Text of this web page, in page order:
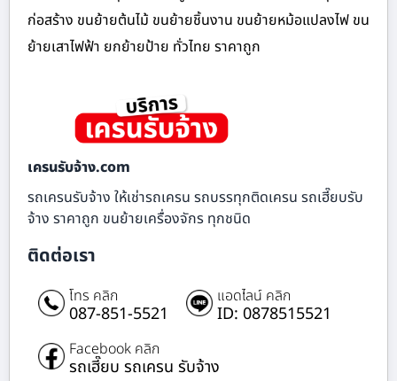
ก่อสร้าง ขนย้ายต้นไม้ ขนย้ายชิ้นงาน ขนย้ายหม้อแปลงไฟ ขน
ย้ายเสาไฟฟ้า ยกย้ายป้าย ทั่วไทย ราคาถูก
เครนรับจ้าง.com
รถเครนรับจ้าง ให้เช่ารถเครน รถบรรทุกติดเครน รถเฮี๊ยบรับ
จ้าง ราคาถูก ขนย้ายเครื่องจักร ทุกชนิด
ติดต่อเรา
โทร คลิก
087-851-5521
แอดไลน์ คลิก
ID: 0878515521
Facebook คลิก
รถเฮี๊ยบ รถเครน รับจ้าง